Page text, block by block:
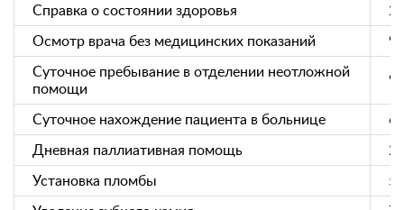
Справка о состоянии здоровья
Осмотр врача без медицинских показаний
Суточное пребывание в отделении неотложной
помощи
90
Суточное нахождение пациента в больнице
60
Дневная паллиативная помощь
Установка пломбы